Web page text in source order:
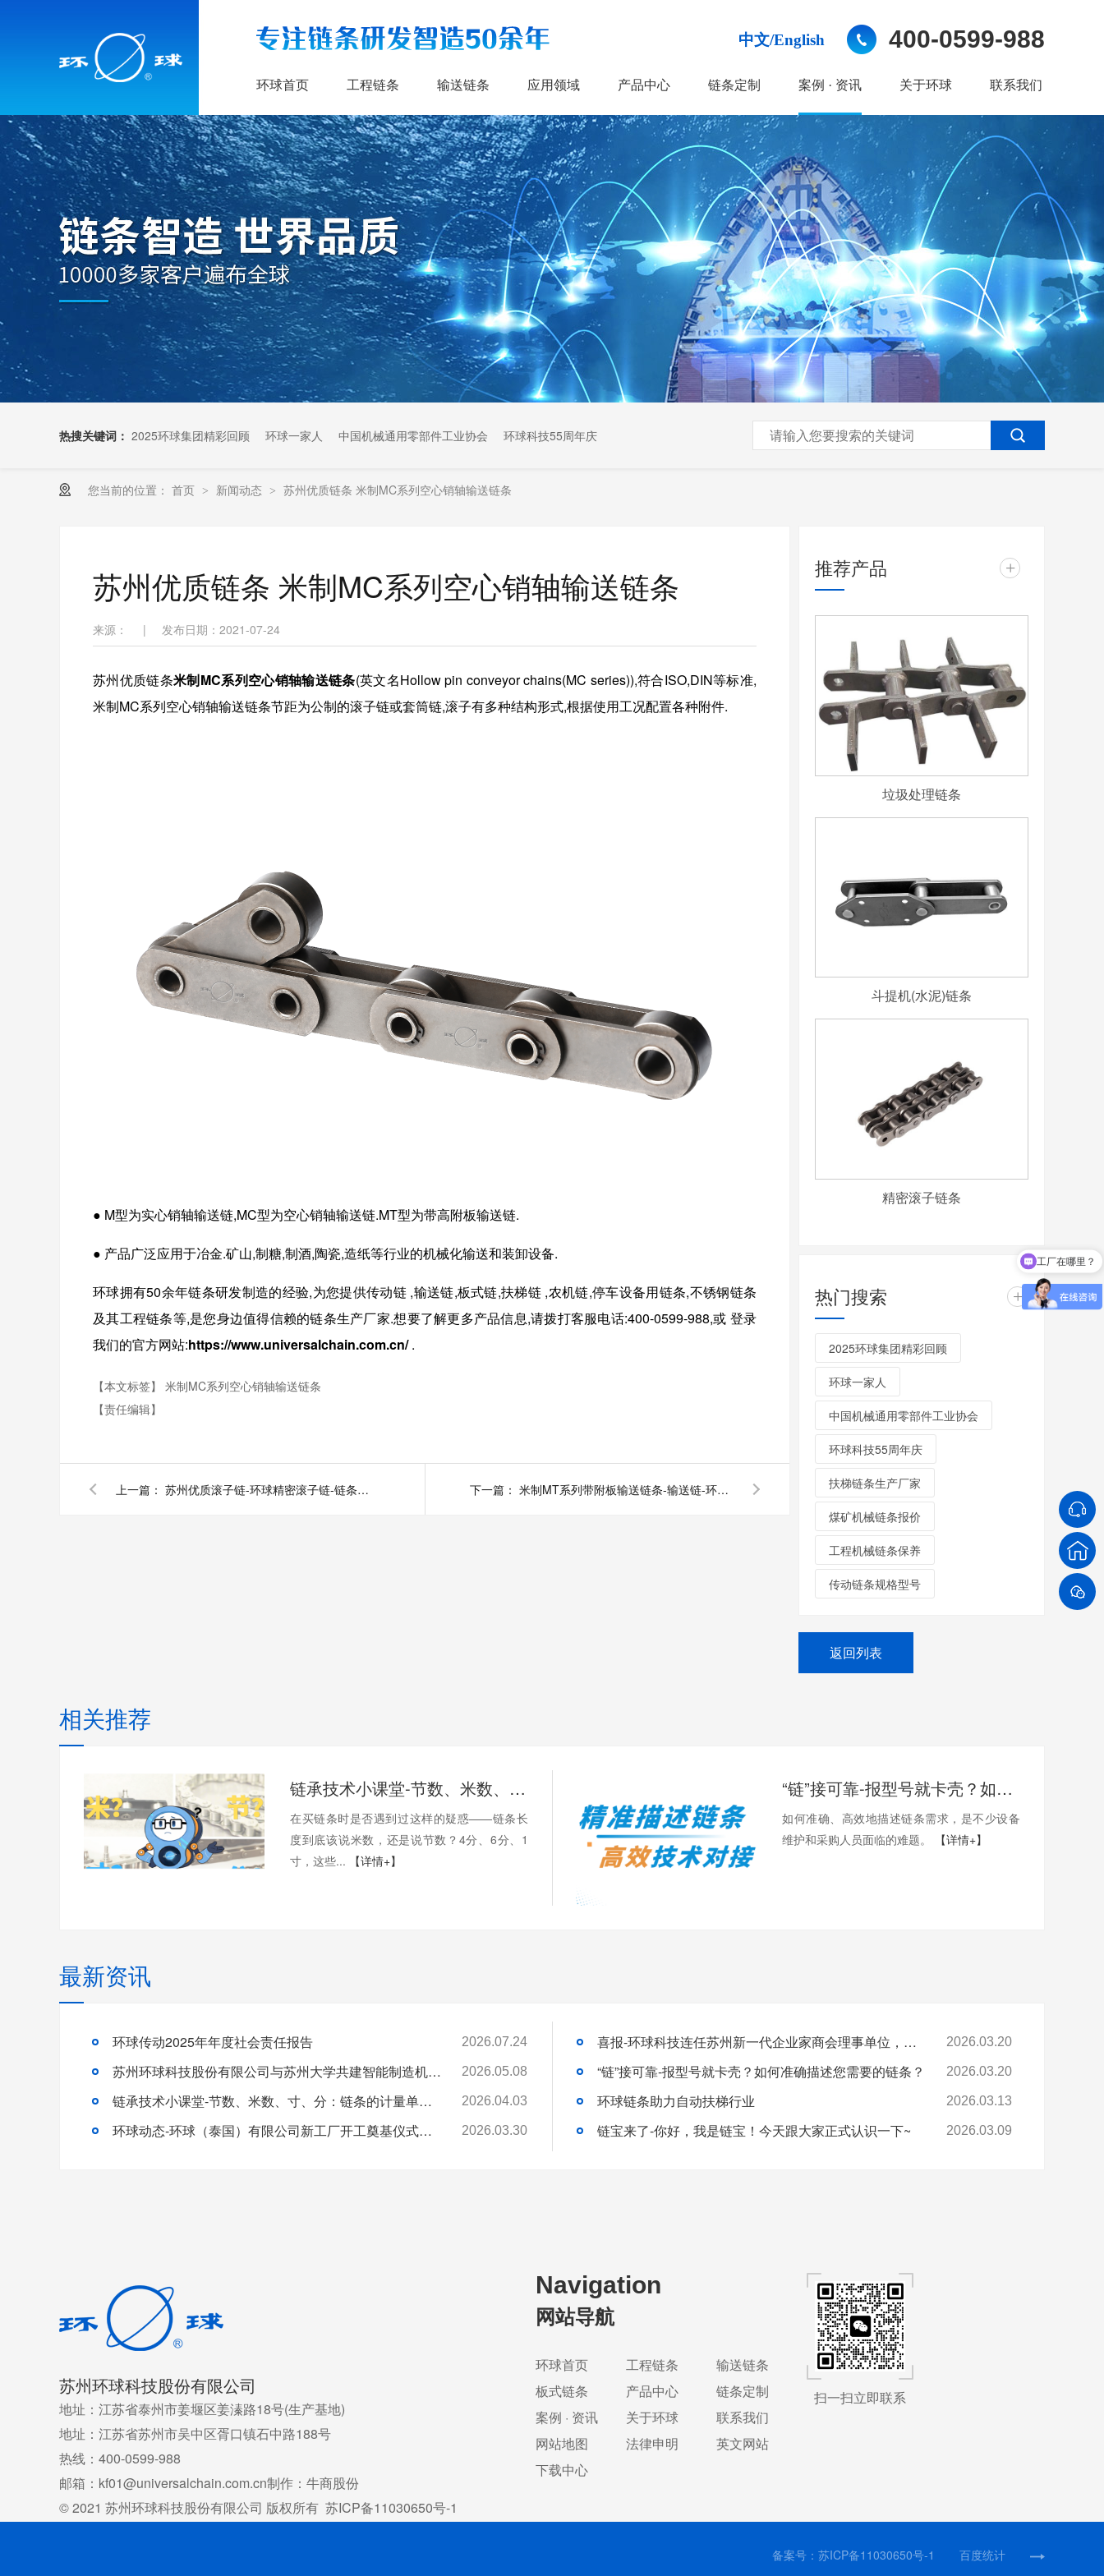
中文/English 400-0599-988
环球首页 工程链条 输送链条 应用领域 产品中心 链条定制 案例 · 资讯 关于环球 联系我们
热搜关键词： 2025环球集团精彩回顾 环球一家人 中国机械通用零部件工业协会 环球科技55周年庆
扶梯链条生产厂家
您当前的位置： 首页 > 新闻动态 > 苏州优质链条 米制MC系列空心销轴输送链条
苏州优质链条 米制MC系列空心销轴输送链条
来源： | 发布日期：2021-07-24
苏州优质链条米制MC系列空心销轴输送链条(英文名Hollow pin conveyor chains(MC series)),符合ISO,DIN等标准,
米制MC系列空心销轴输送链条节距为公制的滚子链或套筒链,滚子有多种结构形式,根据使用工况配置各种附件.
● M型为实心销轴输送链,MC型为空心销轴输送链.MT型为带高附板输送链.
● 产品广泛应用于冶金.矿山,制糖,制酒,陶瓷,造纸等行业的机械化输送和装卸设备.
环球拥有50余年链条研发制造的经验,为您提供传动链 ,输送链,板式链,扶梯链 ,农机链,停车设备用链条,不锈钢链条
及其工程链条等,是您身边值得信赖的链条生产厂家.想要了解更多产品信息,请拨打客服电话:400-0599-988,或 登录
我们的官方网站:https://www.universalchain.com.cn/ .
【本文标签】 米制MC系列空心销轴输送链条
【责任编辑】
上一篇： 苏州优质滚子链-环球精密滚子链-链条厂家-环球链条-非标定制 下一篇： 米制MT系列带附板输送链条-输送链-环球链条-链条厂家-非标定制
推荐产品 +
垃圾处理链条
斗提机(水泥)链条
精密滚子链条
热门搜索 +
2025环球集团精彩回顾
环球一家人
中国机械通用零部件工业协会
环球科技55周年庆
扶梯链条生产厂家
煤矿机械链条报价
工程机械链条保养
传动链条规格型号
返回列表
相关推荐
链承技术小课堂-节数、米数、寸、分：链条的计量单位，你分得清吗？
在买链条时是否遇到过这样的疑惑——链条长
度到底该说米数，还是说节数？4分、6分、1
寸，这些...
【详情+】
“链”接可靠-报型号就卡壳？如何准确描述您需要的链条？
如何准确、高效地描述链条需求，是不少设备
维护和采购人员面临的难题。
【详情+】
最新资讯
环球传动2025年年度社会责任报告 2026.07.24
苏州环球科技股份有限公司与苏州大学共建智能制造机器人研究院 2026.05.08
链承技术小课堂-节数、米数、寸、分：链条的计量单位，你分得清吗？ 2026.04.03
环球动态-环球（泰国）有限公司新工厂开工奠基仪式圆满礼成！全球化战略迈出坚实一步 2026.03.30
喜报-环球科技连任苏州新一代企业家商会理事单位，总经理黄雅丹女士获“锐意进取奖” 2026.03.20
“链”接可靠-报型号就卡壳？如何准确描述您需要的链条？ 2026.03.20
环球链条助力自动扶梯行业 2026.03.13
链宝来了-你好，我是链宝！今天跟大家正式认识一下~ 2026.03.09
苏州环球科技股份有限公司
地址：江苏省泰州市姜堰区姜溱路18号(生产基地)
地址：江苏省苏州市吴中区胥口镇石中路188号
热线：400-0599-988
邮箱：kf01@universalchain.com.cn制作：牛商股份
© 2021 苏州环球科技股份有限公司 版权所有 苏ICP备11030650号-1
Navigation
网站导航
环球首页 工程链条
输送链条
板式链条
产品中心
链条定制
案例 · 资讯
关于环球
联系我们
网站地图
法律申明
英文网站
下载中心
扫一扫立即联系
备案号： 苏ICP备11030650号-1 百度统计
工厂在哪里？